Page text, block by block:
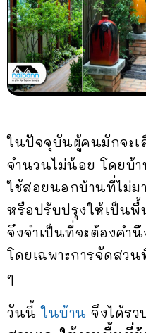
ในปัจจุบันผู้คนมักจะเ
จำนวนไม่น้อย โดยบ้
ใช้สอยนอกบ้านที่ไม่ม
หรือปรับปรุงให้เป็น
จึงจำเป็นที่จะต้องคำ
โดยเฉพาะการจัดสว
ๆ
วันนี้ ในบ้าน จึงได้รว